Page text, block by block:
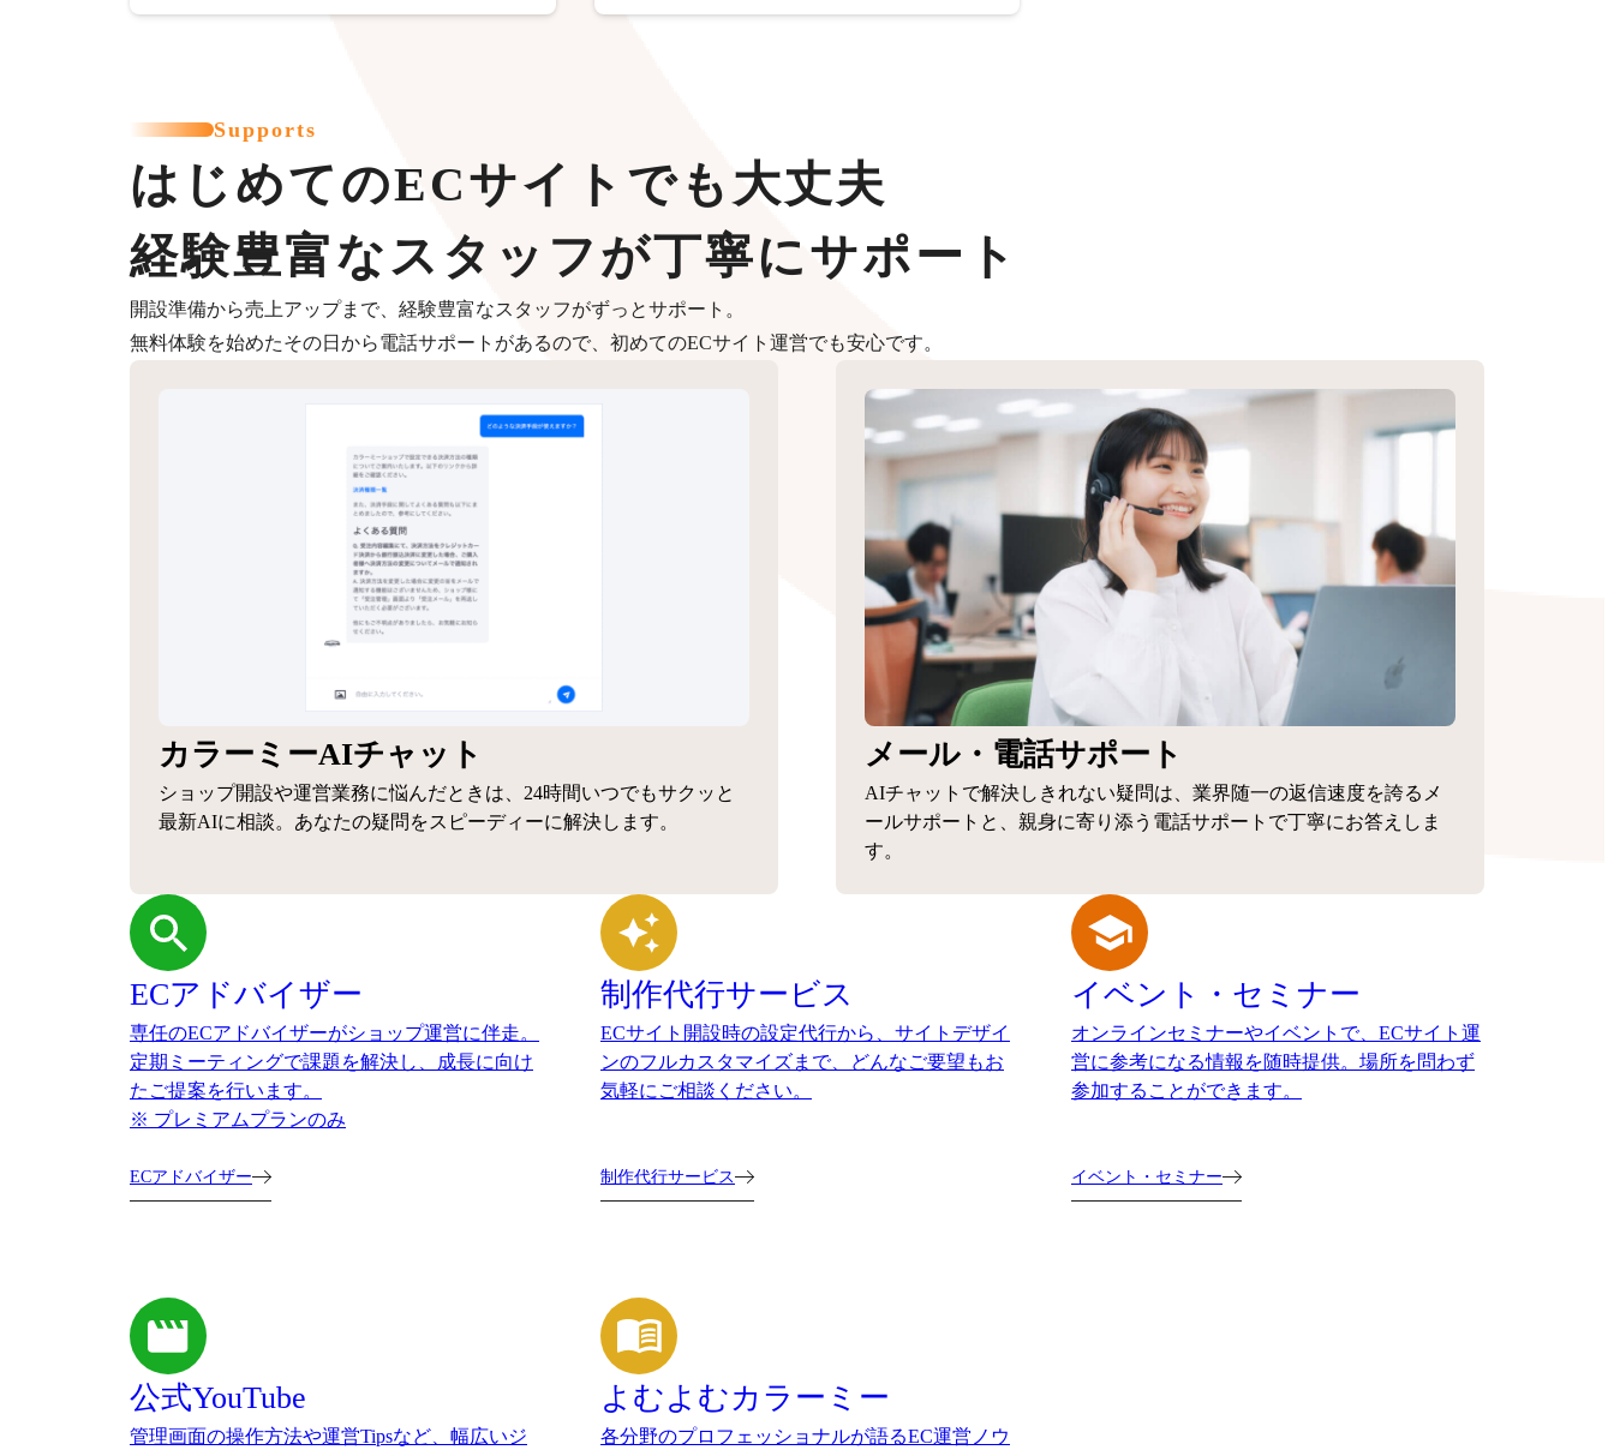
Supports
はじめてのECサイトでも大丈夫
経験豊富なスタッフが丁寧にサポート
開設準備から売上アップまで、経験豊富なスタッフがずっとサポート。
無料体験を始めたその日から電話サポートがあるので、初めてのECサイト運営でも安心です。
カラーミーAIチャット
ショップ開設や運営業務に悩んだときは、24時間いつでもサクッと
最新AIに相談。あなたの疑問をスピーディーに解決します。
メール・電話サポート
AIチャットで解決しきれない疑問は、業界随一の返信速度を誇るメ
ールサポートと、親身に寄り添う電話サポートで丁寧にお答えしま
す。
ECアドバイザー
専任のECアドバイザーがショップ運営に伴走。
定期ミーティングで課題を解決し、成長に向け
たご提案を行います。
※ プレミアムプランのみ
ECアドバイザー
制作代行サービス
ECサイト開設時の設定代行から、サイトデザイ
ンのフルカスタマイズまで、どんなご要望もお
気軽にご相談ください。
制作代行サービス
イベント・セミナー
オンラインセミナーやイベントで、ECサイト運
営に参考になる情報を随時提供。場所を問わず
参加することができます。
イベント・セミナー
公式YouTube
管理画面の操作方法や運営Tipsなど、幅広いジ
よむよむカラーミー
各分野のプロフェッショナルが語るEC運営ノウ